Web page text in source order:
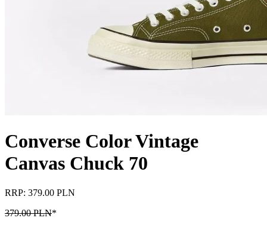
Converse Color Vintage
Canvas Chuck 70
RRP: 379.00 PLN
379.00 PLN*